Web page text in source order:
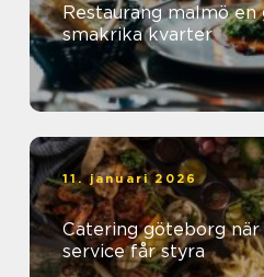
Restaurang malmö en guide till stadens
smakrika kvarter
11. januari 2026
Catering göteborg när pris, kvalitet och
service får styra